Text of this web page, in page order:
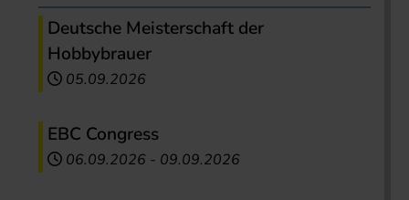
Deutsche Meisterschaft der
Hobbybrauer
05.09.2026
EBC Congress
06.09.2026 - 09.09.2026